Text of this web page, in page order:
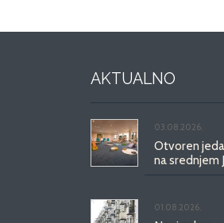
AKTUALNO
03.08.2026.
Otvoren
na srednjem
01.08.2026.